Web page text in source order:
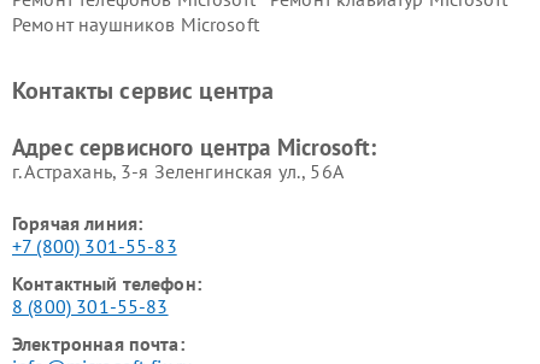
Ремонт наушников Microsoft
Контакты сервис центра
Адрес сервисного центра Microsoft:
г. Астрахань, 3-я Зеленгинская ул., 56А
Горячая линия:
+7 (800) 301-55-83
Контактный телефон:
8 (800) 301-55-83
Электронная почта: